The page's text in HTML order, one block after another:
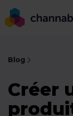
Blog
Créer